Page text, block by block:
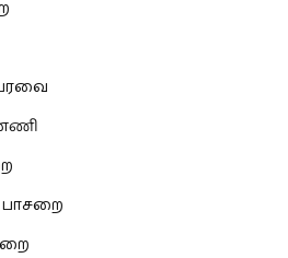
பாசறை